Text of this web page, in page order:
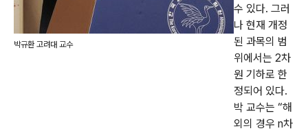
박규환 고려대 교수
수 있다. 그러
나 현재 개정
된 과목의 범
위에서는 2차
원 기하로 한
정되어 있다.
박 교수는 “해
외의 경우 n차